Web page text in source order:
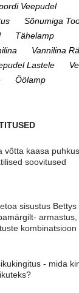
Veepudel
Sõnumiga
Tähelamp
Vannilina
Lastele
Öölamp
võtta kaasa
soovitused
sisustus Bettys
armastus,
kombinatsioon
- mida